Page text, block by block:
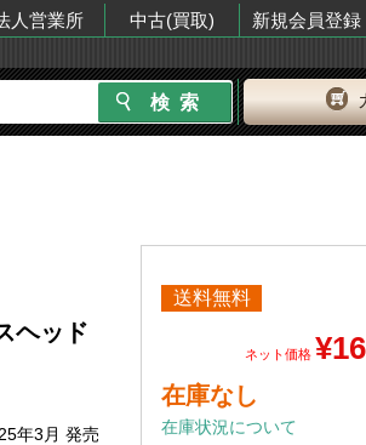
人営業所 中古(買取) 新規会員登録
ヘッド
年3月 発売
送料無料
ネット価格
在庫なし
在庫状況について